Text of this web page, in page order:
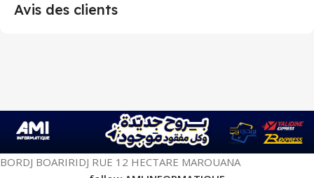
Avis des clients
BORDJ BOARIRIDJ RUE 12 HECTARE MAROUANA